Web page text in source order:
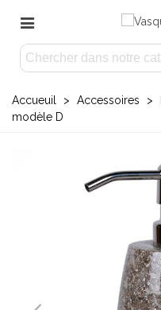
Accueuil > Accessoires >
modèle D